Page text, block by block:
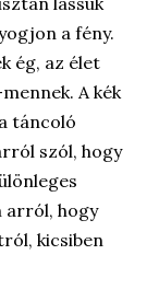
a fény.
ég, az élet
A kék
táncoló
szól, hogy
arról, hogy
kicsiben